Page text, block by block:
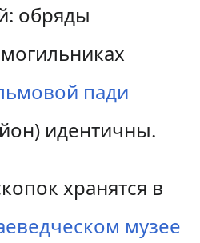
обряды
пади
идентичны.
хранятся в
музее